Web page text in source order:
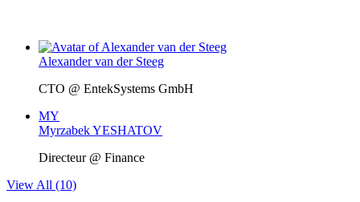
Alexander van der Steeg
CTO @ EntekSystems GmbH
MY
Myrzabek YESHATOV
Directeur @ Finance
View All (10)